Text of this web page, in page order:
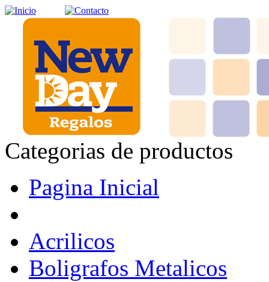
Categorias de productos
Pagina Inicial
Acrilicos
Boligrafos Metalicos